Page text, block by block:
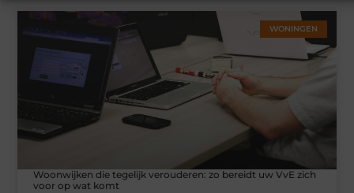
WONINGEN
Woonwijken die tegelijk verouderen: zo bereidt uw VvE zich
voor op wat komt